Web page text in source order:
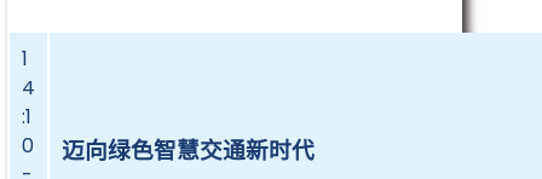
1
4
:1
0
迈向绿色智慧交通新时代